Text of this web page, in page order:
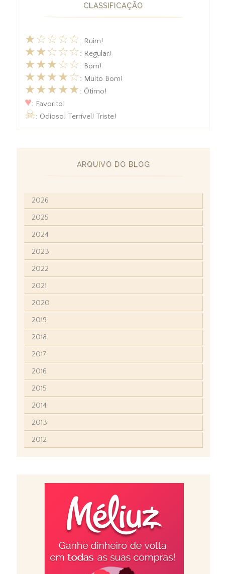
CLASSIFICAÇÃO
★☆☆☆☆: Ruim!
★★☆☆☆: Regular!
★★★☆☆: Bom!
★★★★☆: Muito Bom!
★★★★★: Ótimo!
♥: Favorito!
☠: Odioso! Terrível! Triste!
ARQUIVO DO BLOG
2026
2025
2024
2023
2022
2021
2020
2019
2018
2017
2016
2015
2014
2013
2012